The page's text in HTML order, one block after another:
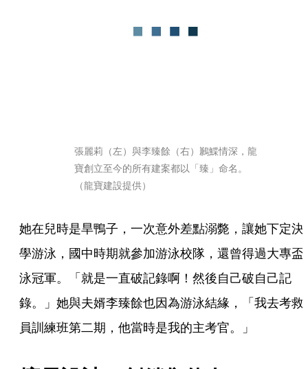
張麗莉（左）與李臻餘（右）鶼鰈情深，龍
寶創立至今的所有建案都以「臻」命名。
（龍寶建設提供）
她在兒時是旱鴨子，一次意外差點溺斃，讓她下定決
學游泳，國中時期就參加游泳校隊，還曾得過大專盃
泳冠軍。「就是一直破記錄啊！然後自己破自己記
錄。」她與夫婿李臻餘也因為游泳結緣，「我去考救
員訓練班第二期，他當時是我的主考官。」